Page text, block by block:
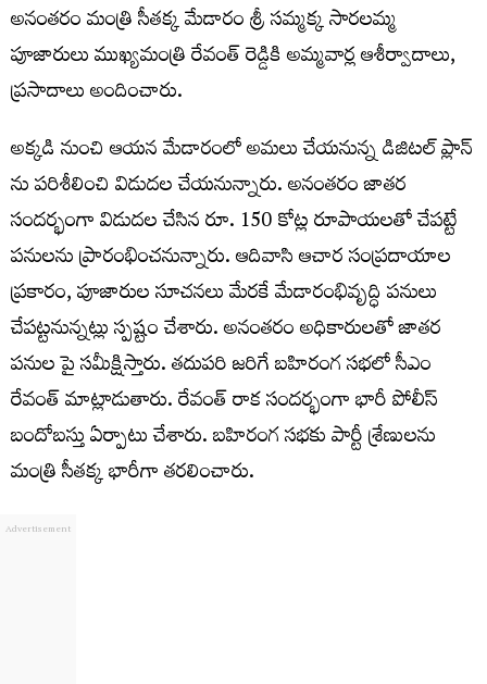
అనంతరం మంత్రి సీతక్క మేడారం శ్రీ సమ్మక్క సారలమ్మ
పూజారులు ముఖ్యమంత్రి రేవంత్ రెడ్డికి అమ్మవార్ల ఆశీర్వాదాలు,
ప్రసాదాలు అందించారు.
అక్కడి నుంచి ఆయన మేడారంలో అమలు చేయనున్న డిజిటల్ ప్లాన్
ను పరిశీలించి విడుదల చేయనున్నారు. అనంతరం జాతర
సందర్భంగా విడుదల చేసిన రూ. 150 కోట్ల రూపాయలతో చేపట్టే
పనులను ప్రారంభించనున్నారు. ఆదివాసి ఆచార సంప్రదాయాల
ప్రకారం, పూజారుల సూచనలు మేరకే మేడారంభివృద్ధి పనులు
చేపట్టనున్నట్లు స్పష్టం చేశారు. అనంతరం అధికారులతో జాతర
పనుల పై సమీక్షిస్తారు. తదుపరి జరిగే బహిరంగ సభలో సీఎం
రేవంత్ మాట్లాడుతారు. రేవంత్ రాక సందర్భంగా భారీ పోలీస్
బందోబస్తు ఏర్పాటు చేశారు. బహిరంగ సభకు పార్టీ శ్రేణులను
మంత్రి సీతక్క భారీగా తరలించారు.